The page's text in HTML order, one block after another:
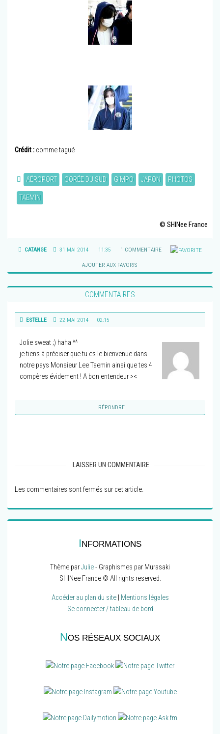
Crédit : comme tagué
AÉROPORT CORÉE DU SUD GIMPO JAPON PHOTOS
TAEMIN
© SHINee France
CATANGE 31 MAI 2014 11:35 1 COMMENTAIRE
AJOUTER AUX FAVORIS
COMMENTAIRES
ESTELLE 22 MAI 2014 02:15
Jolie sweat ;) haha ^^
je tiens à préciser que tu es le bienvenue dans
notre pays Monsieur Lee Taemin ainsi que tes 4
compères évidement ! A bon entendeur ><
RÉPONDRE
LAISSER UN COMMENTAIRE
Les commentaires sont fermés sur cet article.
INFORMATIONS
Thème parJulie- Graphismes par Murasaki
SHINee France © All rights reserved.
Accéder au plan du site| Mentions légales
Se connecter / tableau de bord
NOS RÉSEAUX SOCIAUX